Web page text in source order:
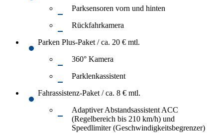
Parksensoren vorn und hinten
Rückfahrkamera
Parken Plus-Paket / ca. 20 € mtl.
360° Kamera
Parklenkassistent
Fahrassistenz-Paket / ca. 8 € mtl.
Adaptiver Abstandsassistent ACC
(Regelbereich bis 210 km/h) und
Speedlimiter (Geschwindigkeitsbegrenzer)